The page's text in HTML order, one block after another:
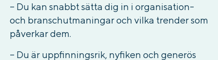
– Du kan snabbt sätta dig in i organisation-
och branschutmaningar och vilka trender som
påverkar dem.
– Du är uppfinningsrik, nyfiken och generös